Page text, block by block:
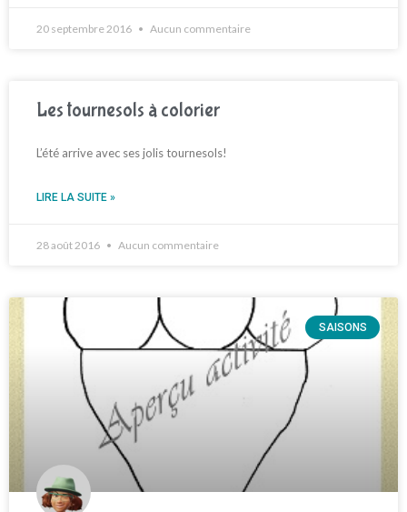
20 septembre 2016 Aucun commentaire
Les tournesols à colorier
L’été arrive avec ses jolis tournesols!
LIRE LA SUITE »
28 août 2016 Aucun commentaire
SAISONS